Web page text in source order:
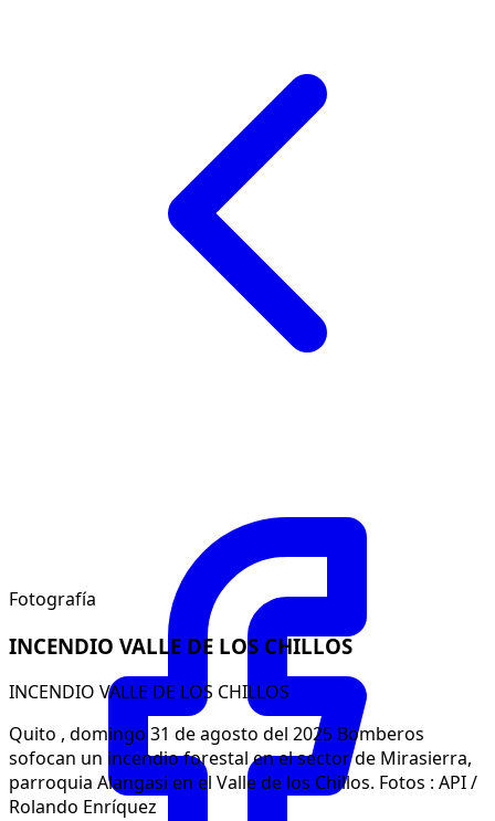
Fotografía
INCENDIO VALLE DE LOS CHILLOS
INCENDIO VALLE DE LOS CHILLOS
Quito , domingo 31 de agosto del 2025 Bomberos
sofocan un incendio forestal en el sector de Mirasierra,
parroquia Alangasi en el Valle de los Chillos. Fotos : API /
Rolando Enríquez